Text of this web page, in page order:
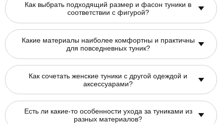
Как выбрать подходящий размер и фасон туники в
соответствии с фигурой?
Какие материалы наиболее комфортны и практичны
для повседневных туник?
Как сочетать женские туники с другой одеждой и
аксессуарами?
Есть ли какие-то особенности ухода за туниками из
разных материалов?